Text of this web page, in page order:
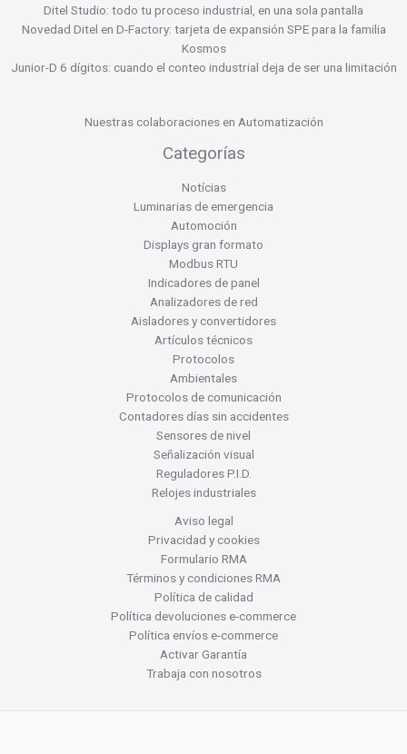
Ditel Studio: todo tu proceso industrial, en una sola pantalla
Novedad Ditel en D-Factory: tarjeta de expansión SPE para la familia
Kosmos
Junior-D 6 dígitos: cuando el conteo industrial deja de ser una limitación
Nuestras colaboraciones en Automatización
Categorías
Notícias
Luminarias de emergencia
Automoción
Displays gran formato
Modbus RTU
Indicadores de panel
Analizadores de red
Aisladores y convertidores
Artículos técnicos
Protocolos
Ambientales
Protocolos de comunicación
Contadores días sin accidentes
Sensores de nivel
Señalización visual
Reguladores P.I.D.
Relojes industriales
Aviso legal
Privacidad y cookies
Formulario RMA
Términos y condiciones RMA
Política de calidad
Política devoluciones e-commerce
Política envíos e-commerce
Activar Garantía
Trabaja con nosotros